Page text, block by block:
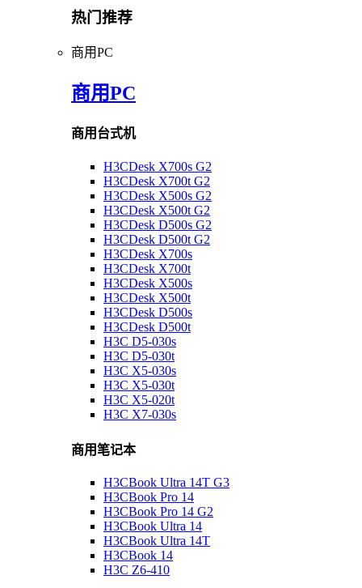
热门推荐
商用PC
商用PC
商用台式机
H3CDesk X700s G2
H3CDesk X700t G2
H3CDesk X500s G2
H3CDesk X500t G2
H3CDesk D500s G2
H3CDesk D500t G2
H3CDesk X700s
H3CDesk X700t
H3CDesk X500s
H3CDesk X500t
H3CDesk D500s
H3CDesk D500t
H3C D5-030s
H3C D5-030t
H3C X5-030s
H3C X5-030t
H3C X5-020t
H3C X7-030s
商用笔记本
H3CBook Ultra 14T G3
H3CBook Pro 14
H3CBook Pro 14 G2
H3CBook Ultra 14
H3CBook Ultra 14T
H3CBook 14
H3C Z6-410